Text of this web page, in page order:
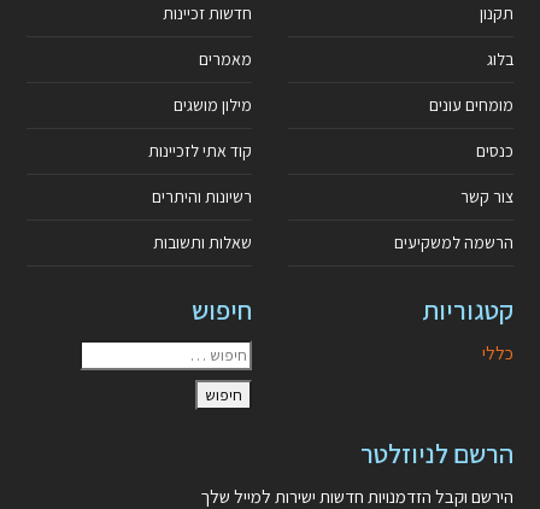
תקנון
בלוג
מומחים עונים
כנסים
צור קשר
הרשמה למשקיעים
חדשות זכיינות
מאמרים
מילון מושגים
קוד אתי לזכיינות
רשיונות והיתרים
שאלות ותשובות
קטגוריות
כללי
חיפוש
הרשם לניוזלטר
הירשם וקבל הזדמנויות חדשות ישירות למייל שלך